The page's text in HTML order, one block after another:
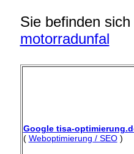
Sie befinden
motorradunfal
Google tisa-
( Weboptimierung / SEO)